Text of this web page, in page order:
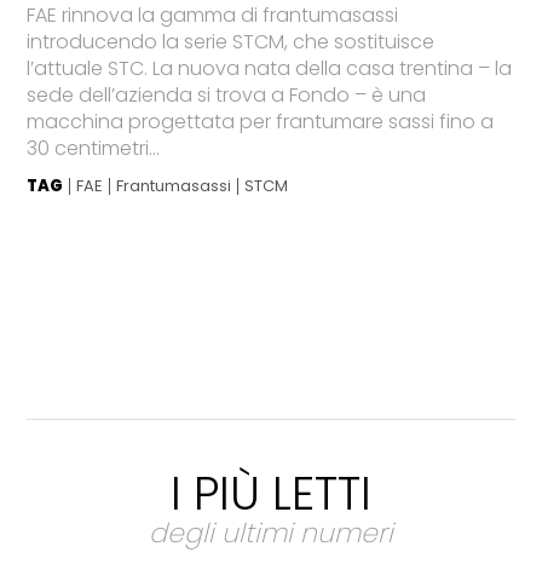
FAE rinnova la gamma di frantumasassi
introducendo la serie STCM, che sostituisce
l’attuale STC. La nuova nata della casa trentina – la
sede dell’azienda si trova a Fondo – è una
macchina progettata per frantumare sassi fino a
30 centimetri...
TAG FAE Frantumasassi STCM
I PIÙ LETTI
degli ultimi numeri